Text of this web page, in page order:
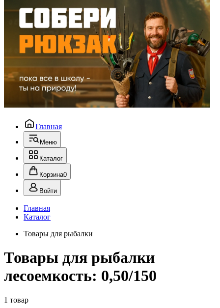
Главная
Меню
Каталог
Корзина0
Войти
Главная
Каталог
Товары для рыбалки
Товары для рыбалки
лесоемкость: 0,50/150
1 товар